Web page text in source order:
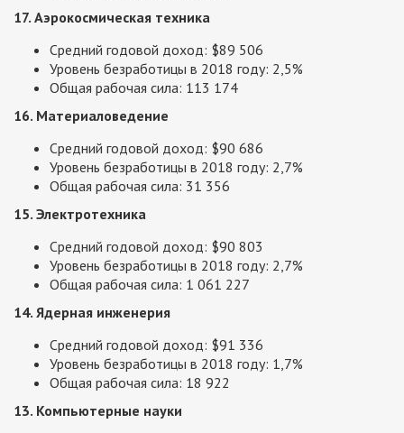
17. Аэрокосмическая техника
Средний годовой доход: $89 506
Уровень безработицы в 2018 году: 2,5%
Общая рабочая сила: 113 174
16. Материаловедение
Средний годовой доход: $90 686
Уровень безработицы в 2018 году: 2,7%
Общая рабочая сила: 31 356
15. Электротехника
Средний годовой доход: $90 803
Уровень безработицы в 2018 году: 2,7%
Общая рабочая сила: 1 061 227
14. Ядерная инженерия
Средний годовой доход: $91 336
Уровень безработицы в 2018 году: 1,7%
Общая рабочая сила: 18 922
13. Компьютерные науки